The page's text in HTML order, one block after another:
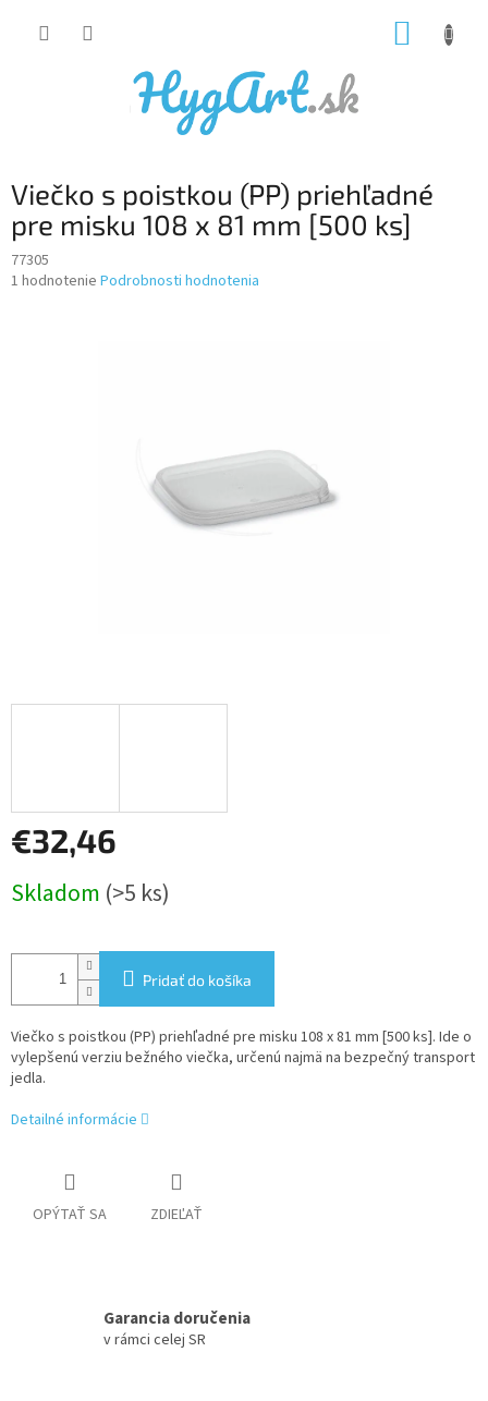
Viečko s poistkou (PP) priehľadné
pre misku 108 x 81 mm [500 ks]
77305
Priemerné
1 hodnotenie Podrobnosti hodnotenia
€32,46
cena:
Skladom (>5 ks)
Pridať do košíka
Viečko s poistkou (PP) priehľadné pre misku 108 x 81 mm [500 ks]. Ide o
vylepšenú verziu bežného viečka, určenú najmä na bezpečný transport
jedla.
Detailné informácie
OPÝTAŤ SA ZDIEĽAŤ
Garancia doručenia
v rámci celej SR